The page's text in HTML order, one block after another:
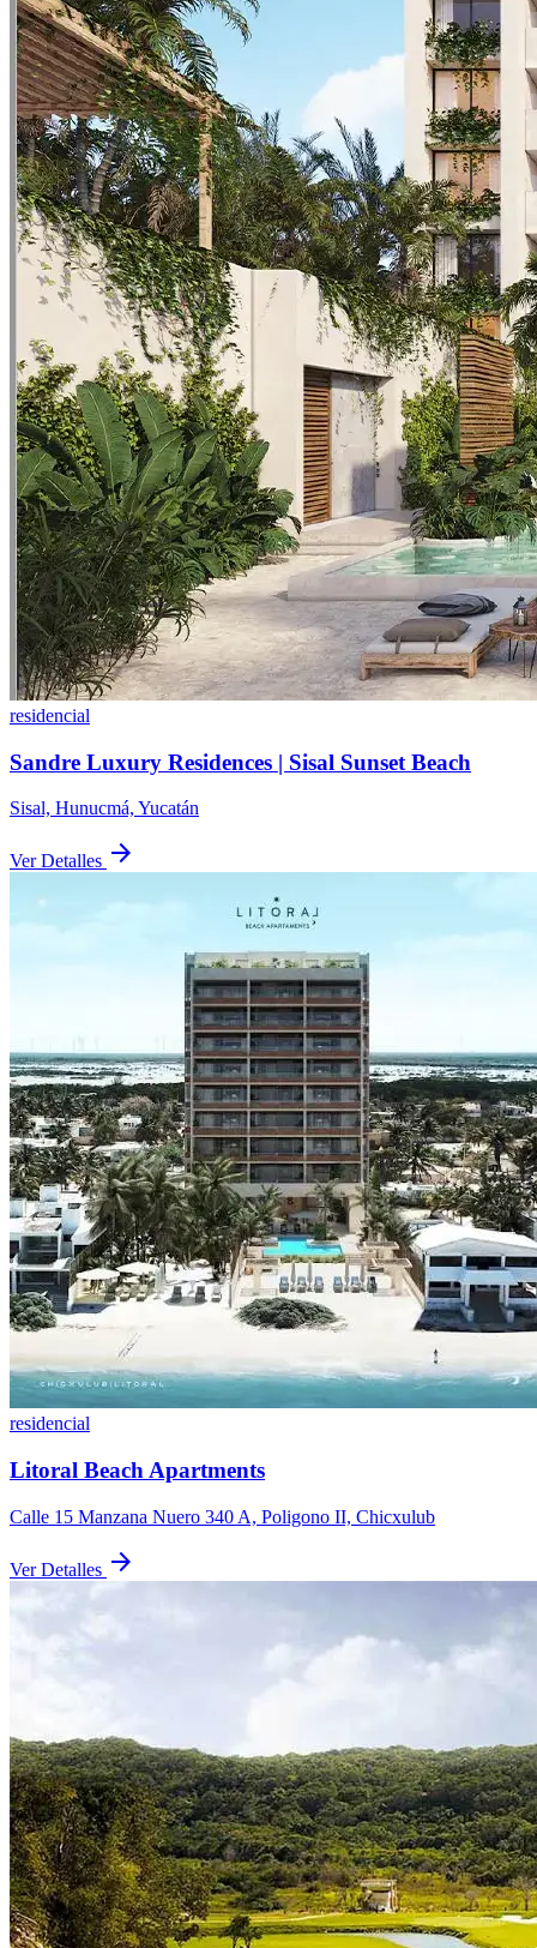
residencial
Sandre Luxury Residences | Sisal Sunset Beach
Sisal, Hunucmá, Yucatán
Ver Detalles arrow_forward
residencial
Litoral Beach Apartments
Calle 15 Manzana Nuero 340 A, Poligono II, Chicxulub
Ver Detalles arrow_forward